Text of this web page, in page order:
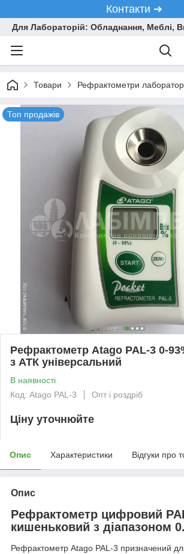
Контакти ➔
Для Лабораторій: Обладнання, Меблі,
Товари Рефрактометри
Топ продажів
Рефрактометр Atago PAL-3 0-
з АТК універсальний
В наявності
Код: Atago PAL-3
Опт і роздріб
Ціну уточнюйте
Опис Характеристики Відгуки про
Опис
Рефрактометр цифровий
кишеньковий з діапазоном
Рефрактометр Atago PAL-3 призначений